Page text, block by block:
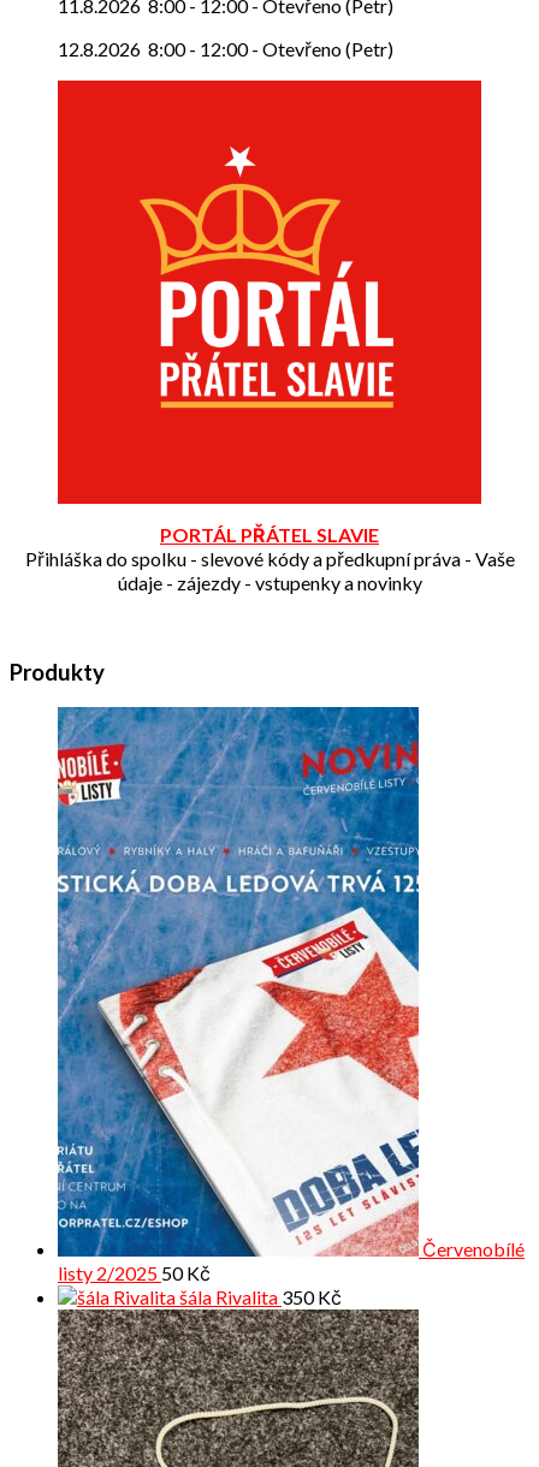
11.8.2026 8:00- 12:00- Otevřeno (Petr)
12.8.2026 8:00- 12:00- Otevřeno (Petr)
PORTÁL PŘÁTEL SLAVIE
Přihláška do spolku - slevové kódy a předkupní práva - Vaše
údaje - zájezdy - vstupenky a novinky
Produkty
Červenobílé
listy 2/2025 50Kč
šála Rivalita 350Kč